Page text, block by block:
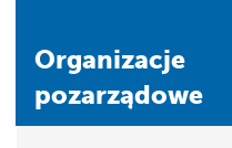
Organizacje
pozarządowe